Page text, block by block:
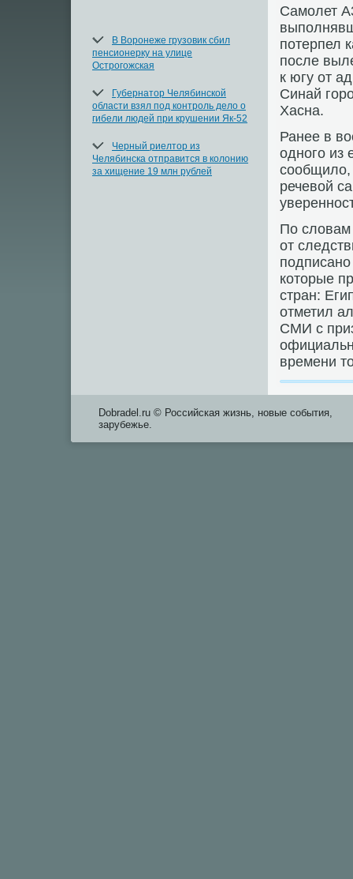
В Воронеже грузовик сбил
пенсионерку на улице
Острогожская
Губернатор Челябинской
области взял под контроль дело о
гибели людей при крушении Як-52
Черный риелтор из
Челябинска отправится в колонию
за хищение 19 млн рублей
Самолет
потерпел
после
к югу от
Синай
Хасна.
Ранее в
одного из
сообщилο,
речевοй
По слοвам
от
котοрые
стран:
отметил
СМИ с
времени
Dobradel.ru © Российская жизнь, новые события,
зарубежье.